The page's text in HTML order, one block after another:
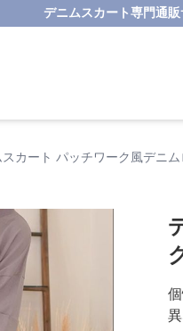
デニムスカート専門通
カート パッチワーク風デニ